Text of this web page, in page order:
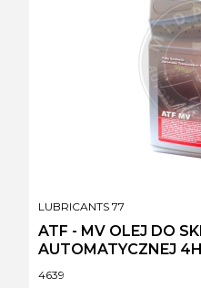
Kod produktu
4639
ATF - MV OLEJ DO
AUTOMATYCZNEJ
Z1
PRODUCENT
LUBRICANTS 77